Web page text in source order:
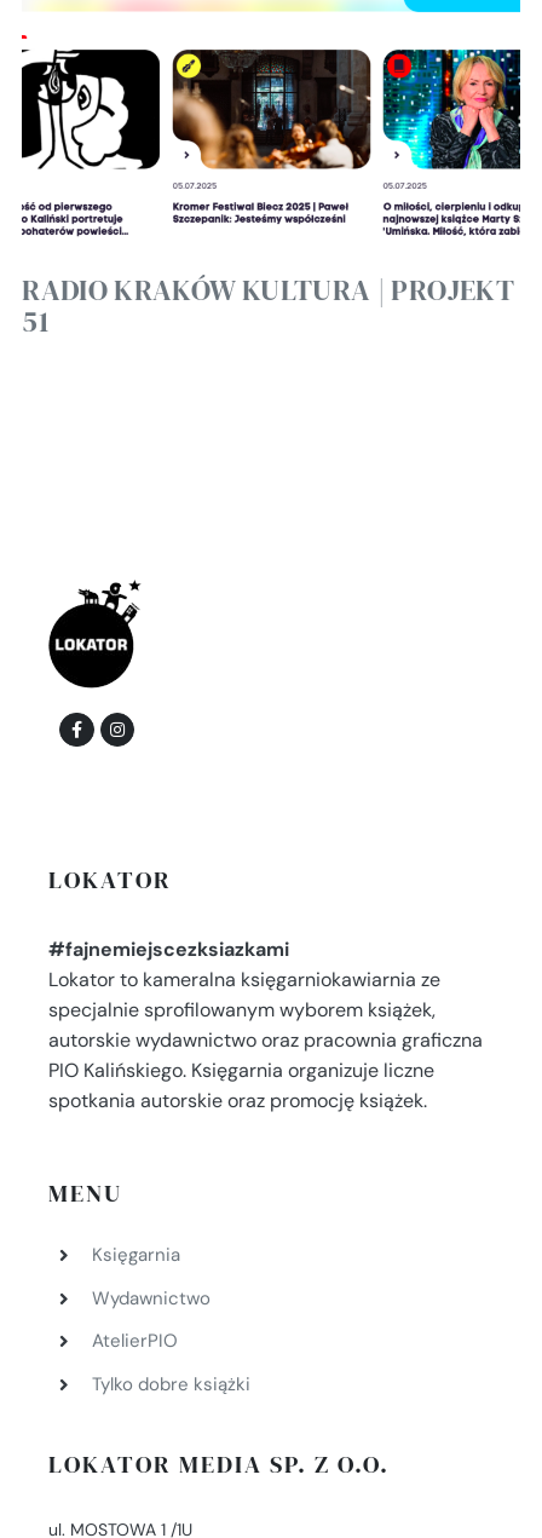
RADIO KRAKÓW KULTURA | PROJEKT
51
LOKATOR
#fajnemiejscezksiazkami
Lokator to kameralna księgarniokawiarnia ze
specjalnie sprofilowanym wyborem książek,
autorskie wydawnictwo oraz pracownia graficzna
PIO Kalińskiego. Księgarnia organizuje liczne
spotkania autorskie oraz promocję książek.
MENU
Księgarnia
Wydawnictwo
AtelierPIO
Tylko dobre książki
LOKATOR MEDIA SP. Z O.O.
ul. MOSTOWA 1 /1U